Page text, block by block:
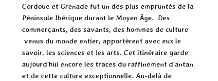
Cordoue et Grenade fut un des plus empruntés de la
Péninsule Ibérique durant le Moyen Âge. Des
commerçants, des savants, des hommes de culture
venus du monde entier, apportèrent avec eux le
savoir, les sciences et les arts. Cet itinéraire garde
aujourd’hui encore les traces du raffinement d’antan
et de cette culture exceptionnelle. Au-delà de